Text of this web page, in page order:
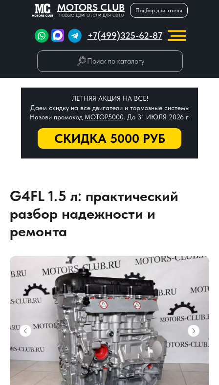
MOTORS CLUB
новые двигатели для авто
Подбор двигателя
+7(499)325-62-87
Поиск по каталогу
СКИДКА 5000 РУБ
ЛЕТНЯЯ АКЦИЯ НА ВСЕ!
Даем скидку на все двигатели и тормозные системы
Назови промокод МОТОР5000. До 31 ИЮЛЯ 2026 г.
G4FL 1.5 л: практический
разбор надежности и
ремонта